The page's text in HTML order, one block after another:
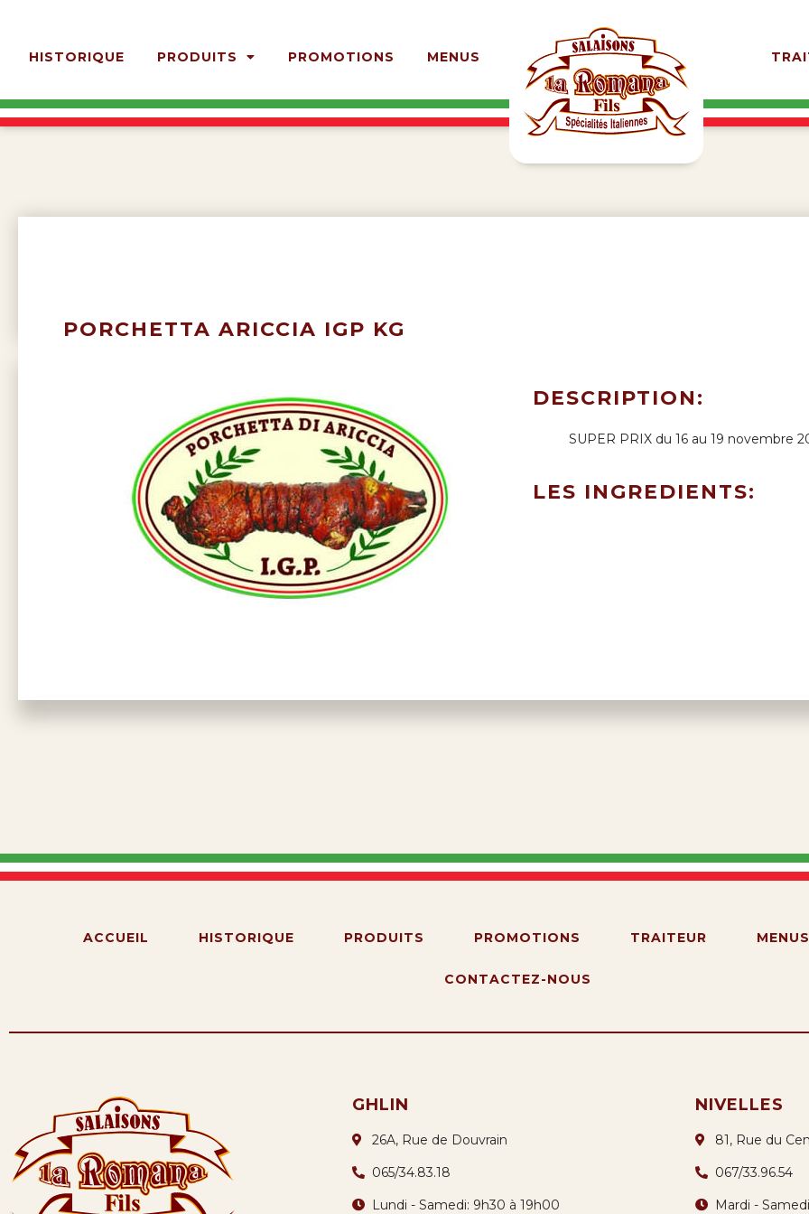
HISTORIQUE PRODUITS PROMOTIONS MENUS
PORCHETTA ARICCIA IGP KG
DESCRIPTION:
SUPER PRIX du 16 au 19 novembre
LES INGREDIENTS:
ACCUEIL HISTORIQUE PRODUITS PROMOTIONS TRAITEUR
CONTACTEZ-NOUS
GHLIN
26A, Rue de Douvrain
065/34.83.18
Lundi - Samedi: 9h30 à 19h00
NIVELLES
81, Rue du
067/33.96.54
Mardi -